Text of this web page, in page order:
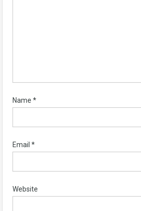
Name *
Email *
Website